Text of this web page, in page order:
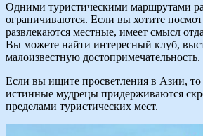
Одними туристическими маршрутами
ограничиваются. Если вы хотите
развлекаются местные, имеет смысл
Вы можете найти интересный клуб,
малоизвестную достопримечательность.
Если вы ищите просветления в Азии, то
истинные мудрецы придерживаются
пределами туристических мест.